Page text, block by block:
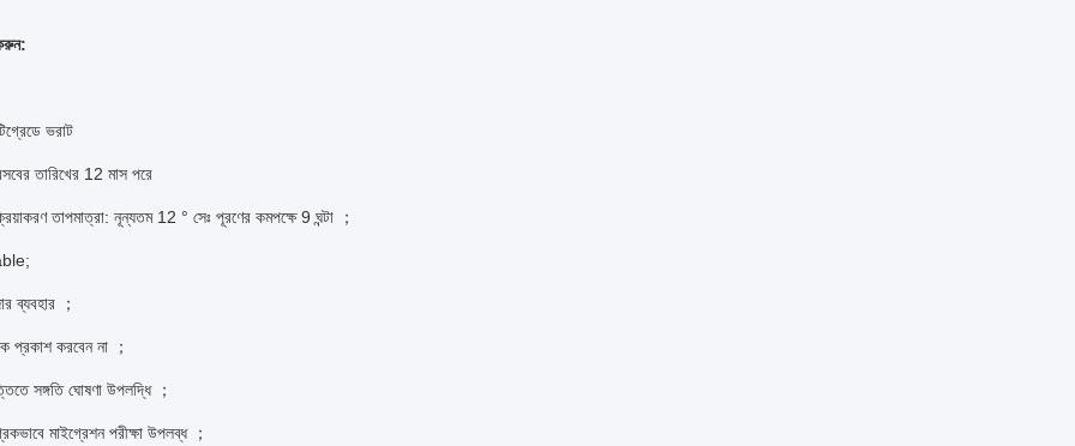
ভরাট
তারিখের 12 মাস পরে
তাপমাত্রা: নূন্যতম 12 ° সেঃ পূরণের কমপক্ষে 9 ঘন্টা ；
ব্যবহার ；
প্রকাশ করবেন না ；
সঙ্গতি ঘোষণা উপলদ্ধি ；
মাইগ্রেশন পরীক্ষা উপলব্ধ ；